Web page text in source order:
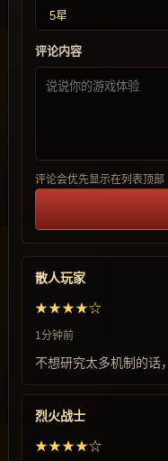
评论内容
评论会优先显示在列表顶部
散人玩家
★★★★☆
1分钟前
不想研究太多机制的话
烈火战士
★★★★☆